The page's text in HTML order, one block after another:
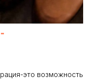
это возможность